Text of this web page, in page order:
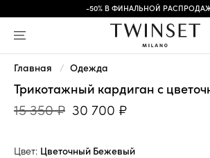
-50% В ФИНАЛЬНОЙ
Главная Одежда
Трикотажный кардиган с
15 350 ₽ 30 700 ₽
Цвет: Цветочный Бежевый